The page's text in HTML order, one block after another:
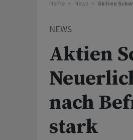
Home News Aktien
NEWS
Aktien
nach
stark